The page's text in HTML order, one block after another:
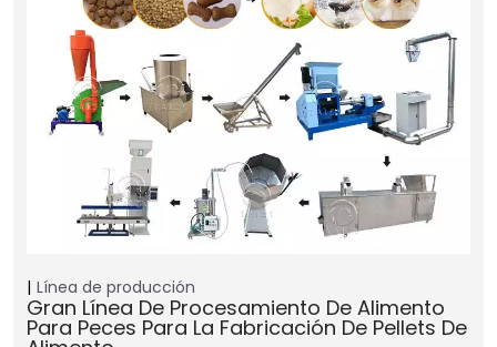
Línea de producción
Gran Línea De Procesamiento De Alimento
Para Peces Para La Fabricación De Pellets De